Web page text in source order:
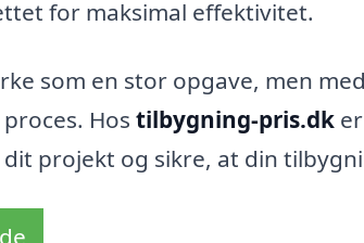
for maksimal effektivitet.
som en stor opgave, men
Hos tilbygning-pris.dk
projekt og sikre, at din